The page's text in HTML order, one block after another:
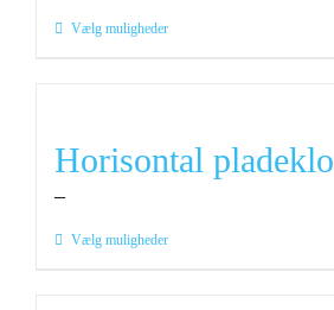
vælges
Vælg mulighederDette
varianter.
Mulighederne
vælges
Horisontal pladeklo
–
Vælg mulighederDette